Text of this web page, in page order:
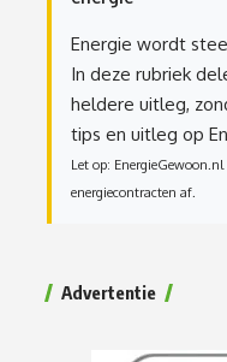
Energie wordt
In deze rubriek
heldere uitleg,
tips en uitleg op
Let op:
energiecontracten af.
Advertentie